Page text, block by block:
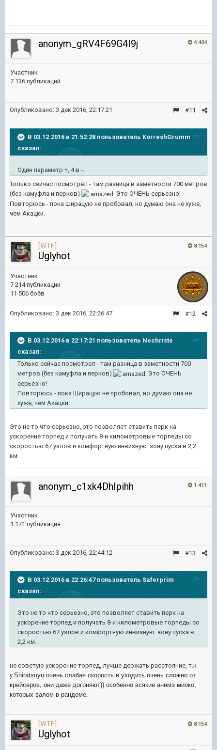
4 404
anonym_gRV4F69G4I9j
Участник
7 136 публикаций
#11
Опубликовано: 3 дек 2016, 22:17:21
В 03.12.2016 в 21:52:28 пользователь KorreshGrumm
сказал:
Один параметр +, 4 в -.
Только сейчас посмотрел - там разница в заметности 700 метров
(без камуфла и перков)
Это ОЧЕНЬ серьезно!
Повторюсь - пока Ширацую не пробовал, но думаю она не хуже,
чем Акацки.
8 154
[WTF]
Uglyhot
Участник
7 214 публикации
11 506 боёв
#12
Опубликовано: 3 дек 2016, 22:26:47
В 03.12.2016 в 22:17:21 пользователь Nechriste
сказал:
Только сейчас посмотрел - там разница в заметности 700
метров (без камуфла и перков)
Это ОЧЕНЬ
серьезно!
Повторюсь - пока Ширацую не пробовал, но думаю она не
хуже, чем Акацки.
Это не то что серьезно, это позволяет ставить перк на
ускорение торпед и получать 8-и километровые торпеды со
скоростью 67 узлов и комфортную инвизную зону пуска в 2,2
км.
1 411
anonym_c1xk4DhIpihh
Участник
1 171 публикация
#13
Опубликовано: 3 дек 2016, 22:44:12
В 03.12.2016 в 22:26:47 пользователь Saferprim
сказал:
Это не то что серьезно, это позволяет ставить перк на
ускорение торпед и получать 8-и километровые торпеды со
скоростью 67 узлов и комфортную инвизную зону пуска в
2,2 км.
не советую ускорение торпед, лучше держать расстояние, т.к
у Shiratsuyu очень слабая скорость и уходить очень сложно от
крейсеров, они даже догоняют)) особенно всякие анимэ миоко,
которых валом в рандоме.
8 154
[WTF]
Uglyhot